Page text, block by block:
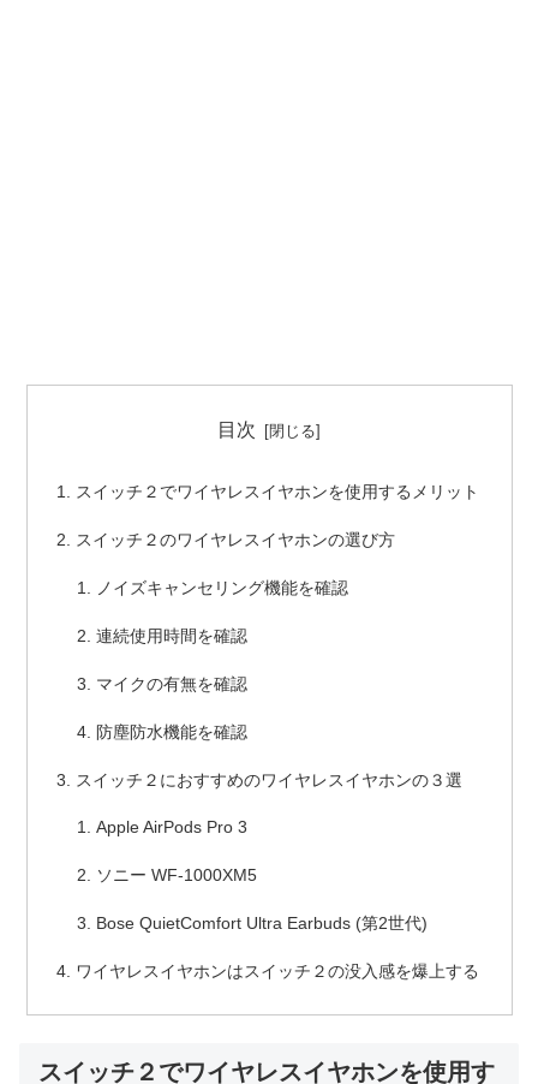
目次
スイッチ２でワイヤレスイヤホンを使用するメリット
スイッチ２のワイヤレスイヤホンの選び方
ノイズキャンセリング機能を確認
連続使用時間を確認
マイクの有無を確認
防塵防水機能を確認
スイッチ２におすすめのワイヤレスイヤホンの３選
Apple AirPods Pro 3
ソニー WF-1000XM5
Bose QuietComfort Ultra Earbuds (第2世代)
ワイヤレスイヤホンはスイッチ２の没入感を爆上する
スイッチ２でワイヤレスイヤホンを使用す